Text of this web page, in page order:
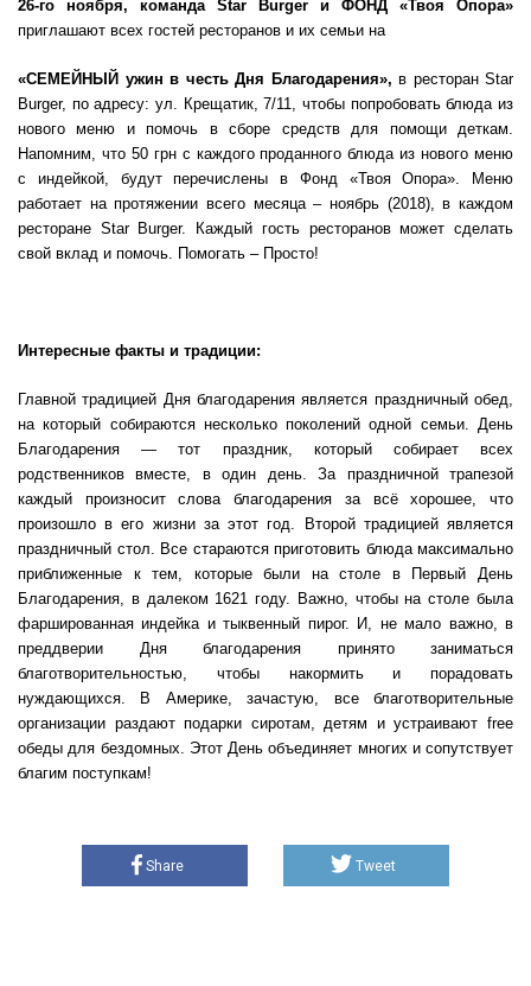
26-го ноября, команда Star Burger и ФОНД «Твоя Опора»
приглашают всех гостей ресторанов и их семьи на
«СЕМЕЙНЫЙ ужин в честь Дня Благодарения», в ресторан Star
Burger, по адресу: ул. Крещатик, 7/11, чтобы попробовать блюда из
нового меню и помочь в сборе средств для помощи деткам.
Напомним, что 50 грн с каждого проданного блюда из нового меню
с индейкой, будут перечислены в Фонд «Твоя Опора». Меню
работает на протяжении всего месяца – ноябрь (2018), в каждом
ресторане Star Burger. Каждый гость ресторанов может сделать
свой вклад и помочь. Помогать – Просто!
Интересные факты и традиции:
Главной традицией Дня благодарения является праздничный обед,
на который собираются несколько поколений одной семьи. День
Благодарения — тот праздник, который собирает всех
родственников вместе, в один день. За праздничной трапезой
каждый произносит слова благодарения за всё хорошее, что
произошло в его жизни за этот год. Второй традицией является
праздничный стол. Все стараются приготовить блюда максимально
приближенные к тем, которые были на столе в Первый День
Благодарения, в далеком 1621 году. Важно, чтобы на столе была
фаршированная индейка и тыквенный пирог. И, не мало важно, в
преддверии Дня благодарения принято заниматься
благотворительностью, чтобы накормить и порадовать
нуждающихся. В Америке, зачастую, все благотворительные
организации раздают подарки сиротам, детям и устраивают free
обеды для бездомных. Этот День объединяет многих и сопутствует
благим поступкам!
Share Tweet